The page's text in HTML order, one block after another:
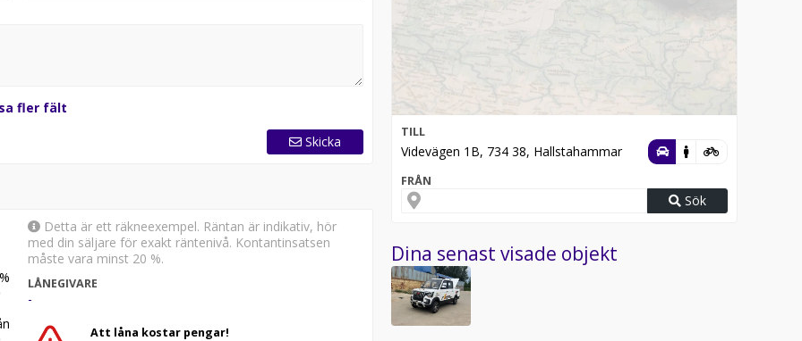
komma in i Januari. passa på att förboka för säker
ring eller mejla innan så bokar vi en en
fler fält
Skicka
%
Detta är ett räkneexempel. Räntan är indikativ, hör
med din säljare för exakt räntenivå. Kontantinsatsen
måste vara minst 20 %.
LÅNEGIVARE
-
Att låna kostar pengar!
TILL
Videvägen 1B, 734 38, Hallstahammar
FRÅN
Sök
Dina senast visade objekt